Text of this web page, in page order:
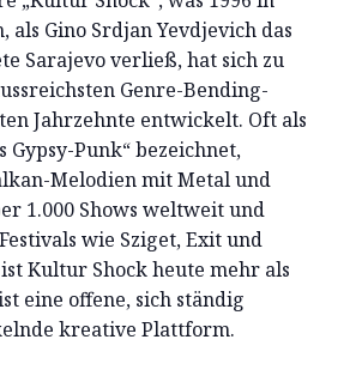
als Gino Srdjan Yevdjevich das
Sarajevo verließ, hat sich zu
Genre-Bending-
Jahrzehnte entwickelt. Oft als
Gypsy-Punk“ bezeichnet,
Melodien mit Metal und
1.000 Shows weltweit und
wie Sziget, Exit und
Kultur Shock heute mehr als
eine offene, sich ständig
kreative Plattform.